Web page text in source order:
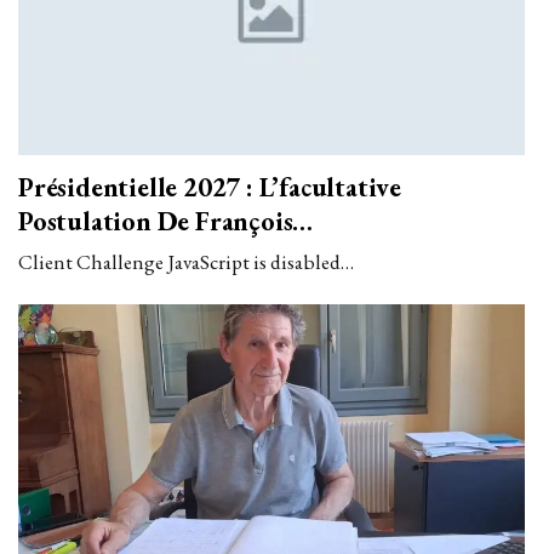
Présidentielle 2027 : L’facultative
Postulation De François…
Client Challenge JavaScript is disabled…